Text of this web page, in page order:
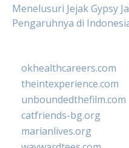
Menelusuri Jejak Gypsy
Pengaruhnya di
okhealthcareers.com
theintexperience.com
unboundedthefilm.com
catfriends-bg.org
marianlives.org